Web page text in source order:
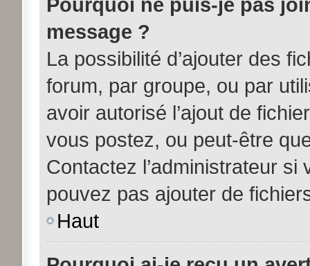
message ?
La possibilité d’ajouter des
forum, par groupe, ou par
avoir autorisé l’ajout de
vous postez, ou peut-être
Contactez l’administrateur
pouvez pas ajouter de
Haut